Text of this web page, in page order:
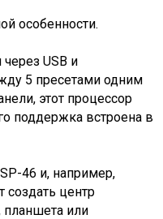
особенности.
USB и
5 пресетами одним
этот процессор
поддержка встроена в
46 и, например,
создать центр
планшета или